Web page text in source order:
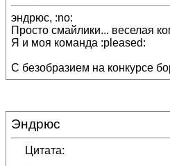
эндрюс, :no:
Просто смайлики... веселая
Я и моя команда :pleased:
С безобразием на конкурсе
Эндрюс
Цитата: